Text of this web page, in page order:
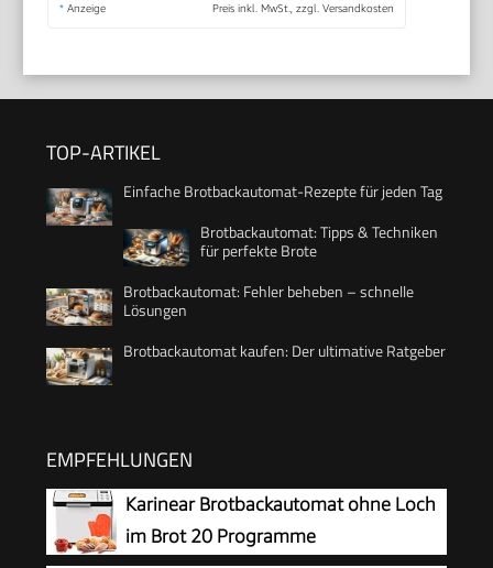
* Anzeige Preis inkl. MwSt., zzgl. Versandkosten
TOP-ARTIKEL
Einfache Brotbackautomat-Rezepte für jeden Tag
Brotbackautomat: Tipps & Techniken
für perfekte Brote
Brotbackautomat: Fehler beheben – schnelle
Lösungen
Brotbackautomat kaufen: Der ultimative Ratgeber
EMPFEHLUNGEN
Karinear Brotbackautomat ohne Loch
im Brot 20 Programme